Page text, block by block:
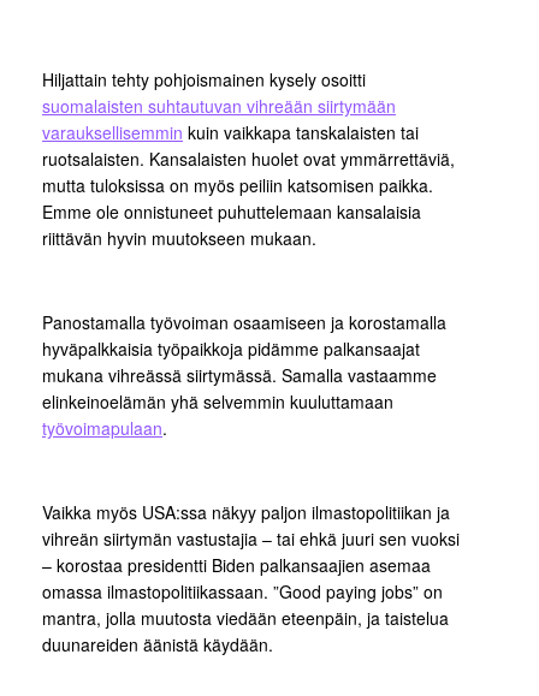
Hiljattain tehty pohjoismainen kysely osoitti
suomalaisten suhtautuvan vihreään siirtymään
varauksellisemmin kuin vaikkapa tanskalaisten tai
ruotsalaisten. Kansalaisten huolet ovat ymmärrettäviä,
mutta tuloksissa on myös peiliin katsomisen paikka.
Emme ole onnistuneet puhuttelemaan kansalaisia
riittävän hyvin muutokseen mukaan.
Panostamalla työvoiman osaamiseen ja korostamalla
hyväpalkkaisia työpaikkoja pidämme palkansaajat
mukana vihreässä siirtymässä. Samalla vastaamme
elinkeinoelämän yhä selvemmin kuuluttamaan
työvoimapulaan.
Vaikka myös USA:ssa näkyy paljon ilmastopolitiikan ja
vihreän siirtymän vastustajia – tai ehkä juuri sen vuoksi
– korostaa presidentti Biden palkansaajien asemaa
omassa ilmastopolitiikassaan. ”Good paying jobs” on
mantra, jolla muutosta viedään eteenpäin, ja taistelua
duunareiden äänistä käydään.